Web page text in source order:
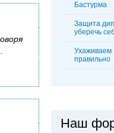
Бастурма
Защита
уберечь
Ухаживаем
правильно
Наш